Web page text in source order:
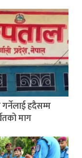
गर्नेलाई हदैसम्म
माग